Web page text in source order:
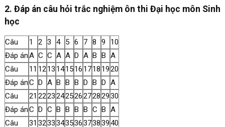
2. Đáp án câu hỏi trắc nghiệm ôn thi Đại học môn Sinh
học
Câu 1 2 3 4 5 6 7 8 9
10
Đáp ánA C C A A D A B B A
Câu
11 1213 141516 1718 1920
Đáp ánC D A B B B D B D A
Câu
21 222324252627282930
Đáp ánC D C B B B B C B A
Câu
31 323334353637383940